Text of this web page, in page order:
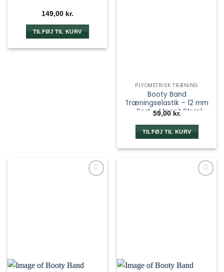
149,00 kr.
TILFØJ TIL KURV
PLYOMETRISK TRÆNING
Booty Band
Træningselastik – 12 mm
– Sort – Meget Stræk
59,00 kr.
TILFØJ TIL KURV